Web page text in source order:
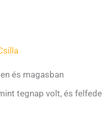
és magasban
tegnap volt, és